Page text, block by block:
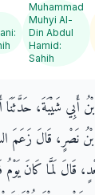
:
Muhammad
Muhyi Al-
Din Abdul
Hamid:
Sahih
أَبِي شَيْبَةَ،
بْنُ نَصْرٍ، قَالَ
لَمَّا كَانَ يَوْمُ